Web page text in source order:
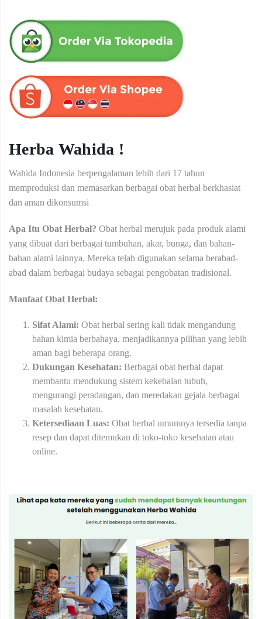
Herba Wahida !
Wahida Indonesia berpengalaman lebih dari 17 tahun
memproduksi dan memasarkan berbagai obat herbal berkhasiat
dan aman dikonsumsi
Apa Itu Obat Herbal? Obat herbal merujuk pada produk alami
yang dibuat dari berbagai tumbuhan, akar, bunga, dan bahan-
bahan alami lainnya. Mereka telah digunakan selama berabad-
abad dalam berbagai budaya sebagai pengobatan tradisional.
Manfaat Obat Herbal:
Sifat Alami: Obat herbal sering kali tidak mengandung
bahan kimia berbahaya, menjadikannya pilihan yang lebih
aman bagi beberapa orang.
Dukungan Kesehatan: Berbagai obat herbal dapat
membantu mendukung sistem kekebalan tubuh,
mengurangi peradangan, dan meredakan gejala berbagai
masalah kesehatan.
Ketersediaan Luas: Obat herbal umumnya tersedia tanpa
resep dan dapat ditemukan di toko-toko kesehatan atau
online.